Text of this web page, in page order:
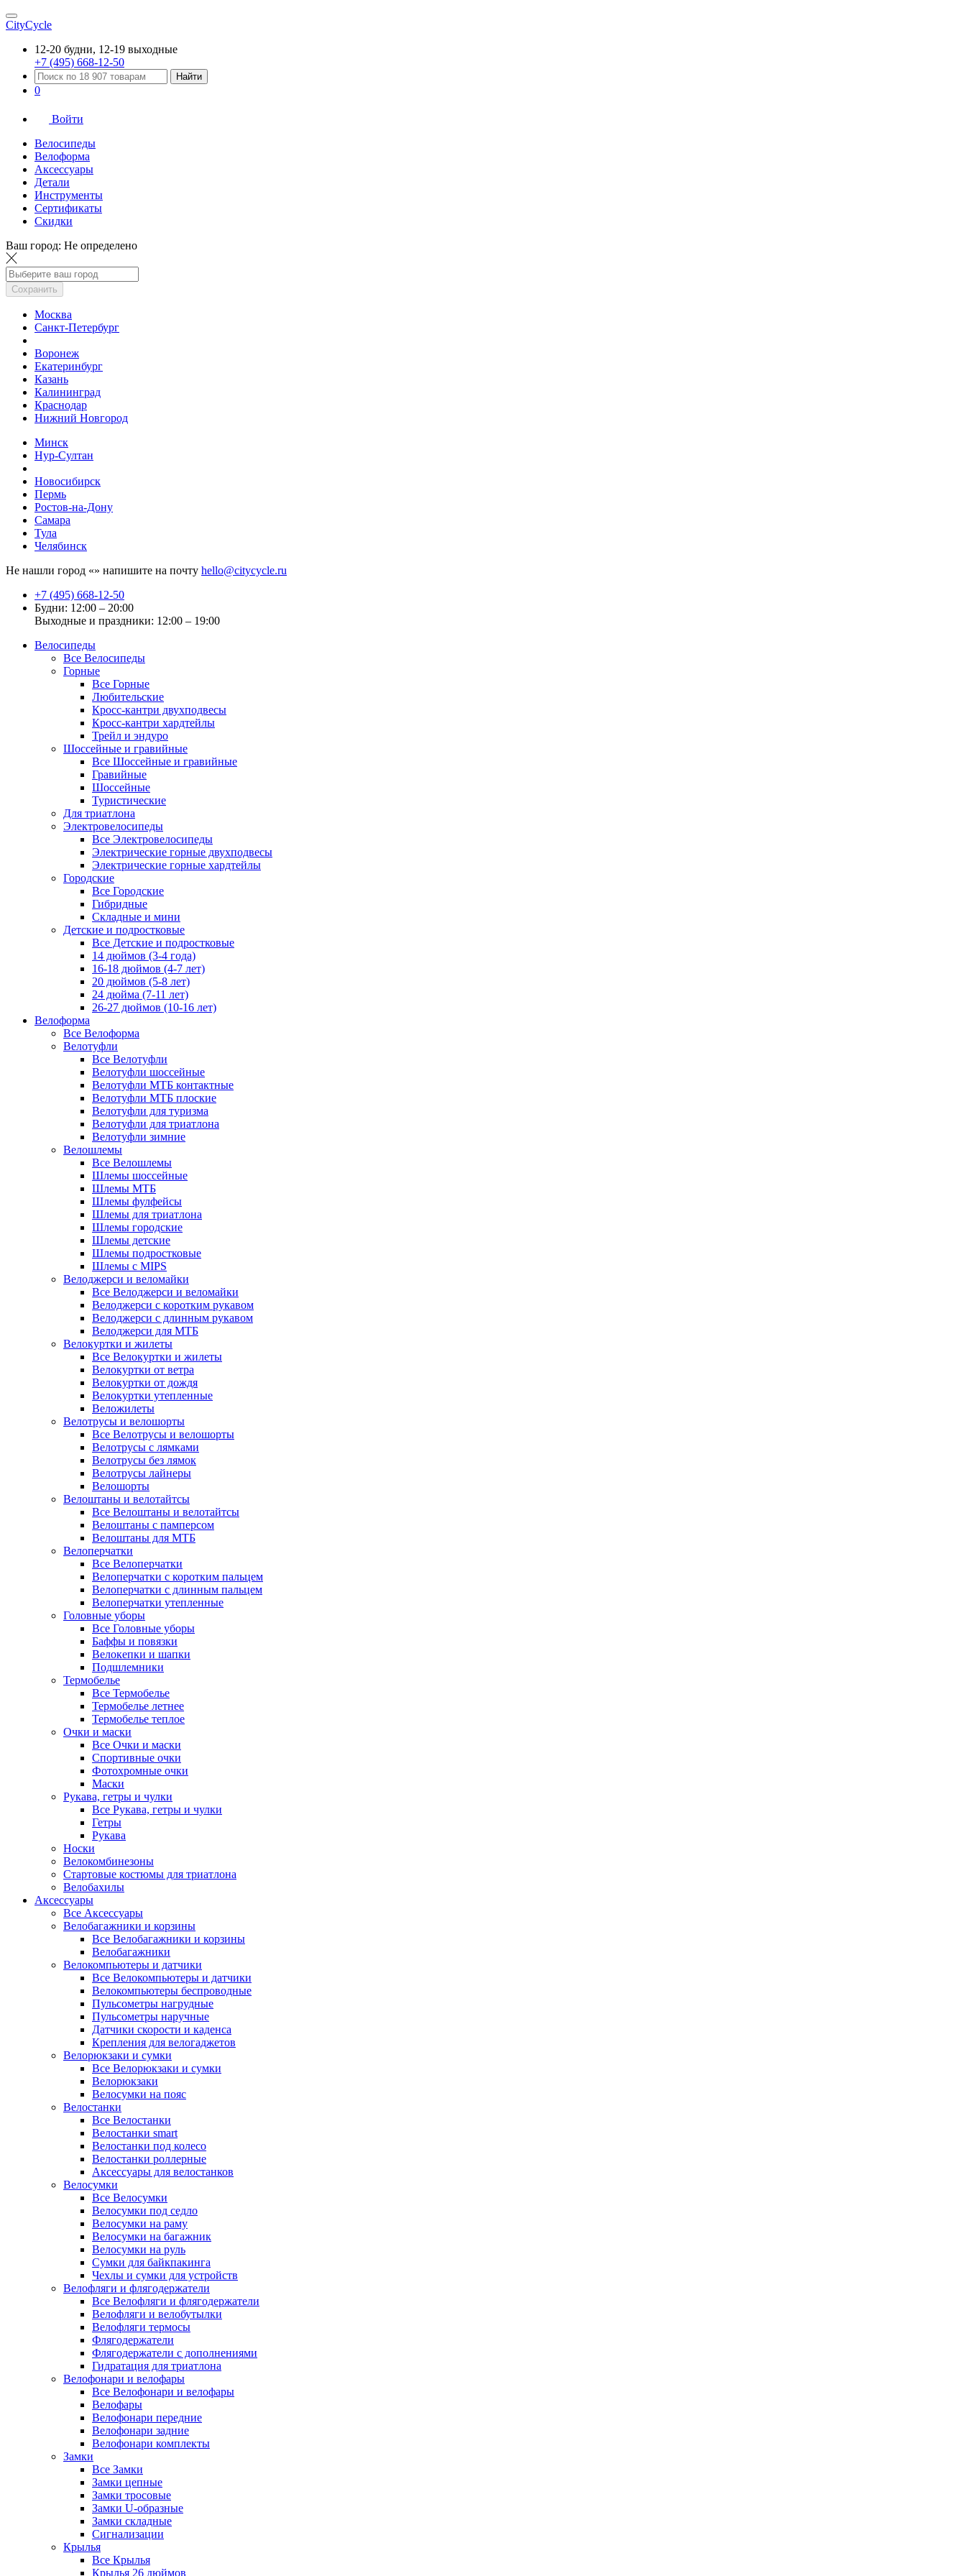
CityCycle
12-20 будни, 12-19 выходные
+7 (495) 668-12-50
Найти
0
Войти
Велосипеды
Велоформа
Аксессуары
Детали
Инструменты
Сертификаты
Скидки
Ваш город: Не определено
Сохранить
Москва
Санкт-Петербург
Воронеж
Екатеринбург
Казань
Калининград
Краснодар
Нижний Новгород
Минск
Нур-Султан
Новосибирск
Пермь
Ростов-на-Дону
Самара
Тула
Челябинск
Не нашли город «» напишите на почту hello@citycycle.ru
+7 (495) 668-12-50
Будни: 12:00 – 20:00
Выходные и праздники: 12:00 – 19:00
Велосипеды
Все Велосипеды
Горные
Все Горные
Любительские
Кросс-кантри двухподвесы
Кросс-кантри хардтейлы
Трейл и эндуро
Шоссейные и гравийные
Все Шоссейные и гравийные
Гравийные
Шоссейные
Туристические
Для триатлона
Электровелосипеды
Все Электровелосипеды
Электрические горные двухподвесы
Электрические горные хардтейлы
Городские
Все Городские
Гибридные
Складные и мини
Детские и подростковые
Все Детские и подростковые
14 дюймов (3-4 года)
16-18 дюймов (4-7 лет)
20 дюймов (5-8 лет)
24 дюйма (7-11 лет)
26-27 дюймов (10-16 лет)
Велоформа
Все Велоформа
Велотуфли
Все Велотуфли
Велотуфли шоссейные
Велотуфли МТБ контактные
Велотуфли МТБ плоские
Велотуфли для туризма
Велотуфли для триатлона
Велотуфли зимние
Велошлемы
Все Велошлемы
Шлемы шоссейные
Шлемы МТБ
Шлемы фулфейсы
Шлемы для триатлона
Шлемы городские
Шлемы детские
Шлемы подростковые
Шлемы с MIPS
Велоджерси и веломайки
Все Велоджерси и веломайки
Велоджерси с коротким рукавом
Велоджерси с длинным рукавом
Велоджерси для МТБ
Велокуртки и жилеты
Все Велокуртки и жилеты
Велокуртки от ветра
Велокуртки от дождя
Велокуртки утепленные
Веложилеты
Велотрусы и велошорты
Все Велотрусы и велошорты
Велотрусы с лямками
Велотрусы без лямок
Велотрусы лайнеры
Велошорты
Велоштаны и велотайтсы
Все Велоштаны и велотайтсы
Велоштаны с памперсом
Велоштаны для МТБ
Велоперчатки
Все Велоперчатки
Велоперчатки с коротким пальцем
Велоперчатки с длинным пальцем
Велоперчатки утепленные
Головные уборы
Все Головные уборы
Баффы и повязки
Велокепки и шапки
Подшлемники
Термобелье
Все Термобелье
Термобелье летнее
Термобелье теплое
Очки и маски
Все Очки и маски
Спортивные очки
Фотохромные очки
Маски
Рукава, гетры и чулки
Все Рукава, гетры и чулки
Гетры
Рукава
Носки
Велокомбинезоны
Стартовые костюмы для триатлона
Велобахилы
Аксессуары
Все Аксессуары
Велобагажники и корзины
Все Велобагажники и корзины
Велобагажники
Велокомпьютеры и датчики
Все Велокомпьютеры и датчики
Велокомпьютеры беспроводные
Пульсометры нагрудные
Пульсометры наручные
Датчики скорости и каденса
Крепления для велогаджетов
Велорюкзаки и сумки
Все Велорюкзаки и сумки
Велорюкзаки
Велосумки на пояс
Велостанки
Все Велостанки
Велостанки smart
Велостанки под колесо
Велостанки роллерные
Аксессуары для велостанков
Велосумки
Все Велосумки
Велосумки под седло
Велосумки на раму
Велосумки на багажник
Велосумки на руль
Сумки для байкпакинга
Чехлы и сумки для устройств
Велофляги и флягодержатели
Все Велофляги и флягодержатели
Велофляги и велобутылки
Велофляги термосы
Флягодержатели
Флягодержатели с дополнениями
Гидратация для триатлона
Велофонари и велофары
Все Велофонари и велофары
Велофары
Велофонари передние
Велофонари задние
Велофонари комплекты
Замки
Все Замки
Замки цепные
Замки тросовые
Замки U-образные
Замки складные
Сигнализации
Крылья
Все Крылья
Крылья 26 дюймов